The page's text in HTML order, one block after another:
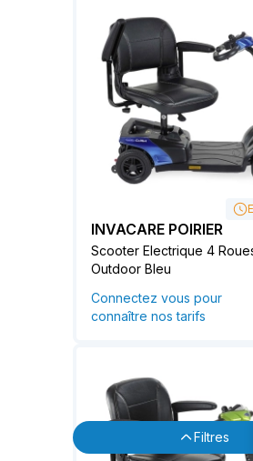
Filtres
INVACARE POIRIER
Scooter Electrique 4
Outdoor Bleu
Connectez vous pour
connaître nos tarifs